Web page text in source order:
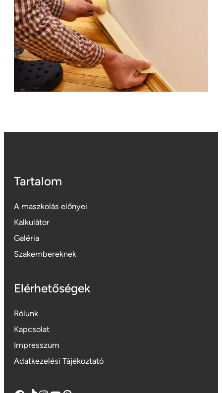
Tartalom
A maszkolás előnyei
Kalkulátor
Galéria
Szakembereknek
Elérhetőségek
Rólunk
Kapcsolat
Impresszum
Adatkezelési Tájékoztató